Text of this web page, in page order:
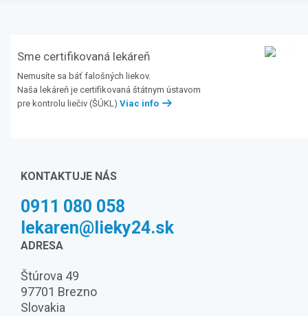
Sme certifikovaná lekáreň
Nemusíte sa báť falošných liekov.
Naša lekáreň je certifikovaná štátnym ústavom
pre kontrolu liečiv (ŠÚKL) Viac info
KONTAKTUJE NÁS
0911 080 058
lekaren@lieky24.sk
ADRESA
Štúrova 49
97701 Brezno
Slovakia